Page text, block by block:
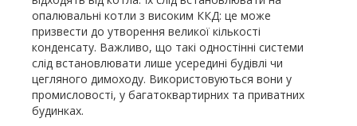
опалювальні котли з високим ККД: це може
призвести до утворення великої кількості
конденсату. Важливо, що такі одностінні системи
слід встановлювати лише усередині будівлі чи
цегляного димоходу. Використовуються вони у
промисловості, у багатоквартирних та приватних
будинках.